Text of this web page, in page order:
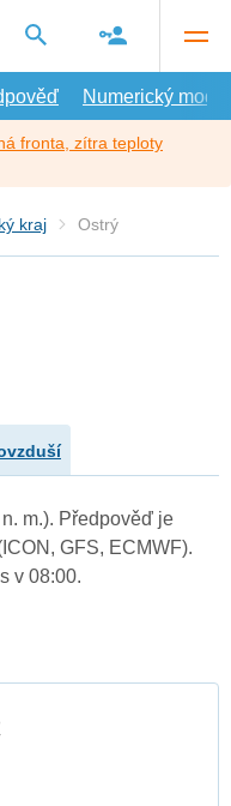
Numerický model
fronta, zítra teploty
kraj Ostrý
m.). Předpověď je
GFS, ECMWF).
v 08:00.